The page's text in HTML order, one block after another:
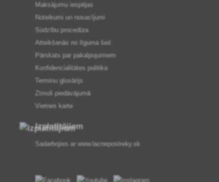
Maksājumu iespējas
Noteikumi un nosacījumi
Sūdzību procedūra
Atteikšanās no līguma šeit
Pārskats par pakalpojumiem
Konfidencialitātes politika
Terminu glosārijs
Zīmoli piedāvājumā
Vietnes karte
Izplatītājiem
Sadarbojies ar www.lacnepostreky.sk